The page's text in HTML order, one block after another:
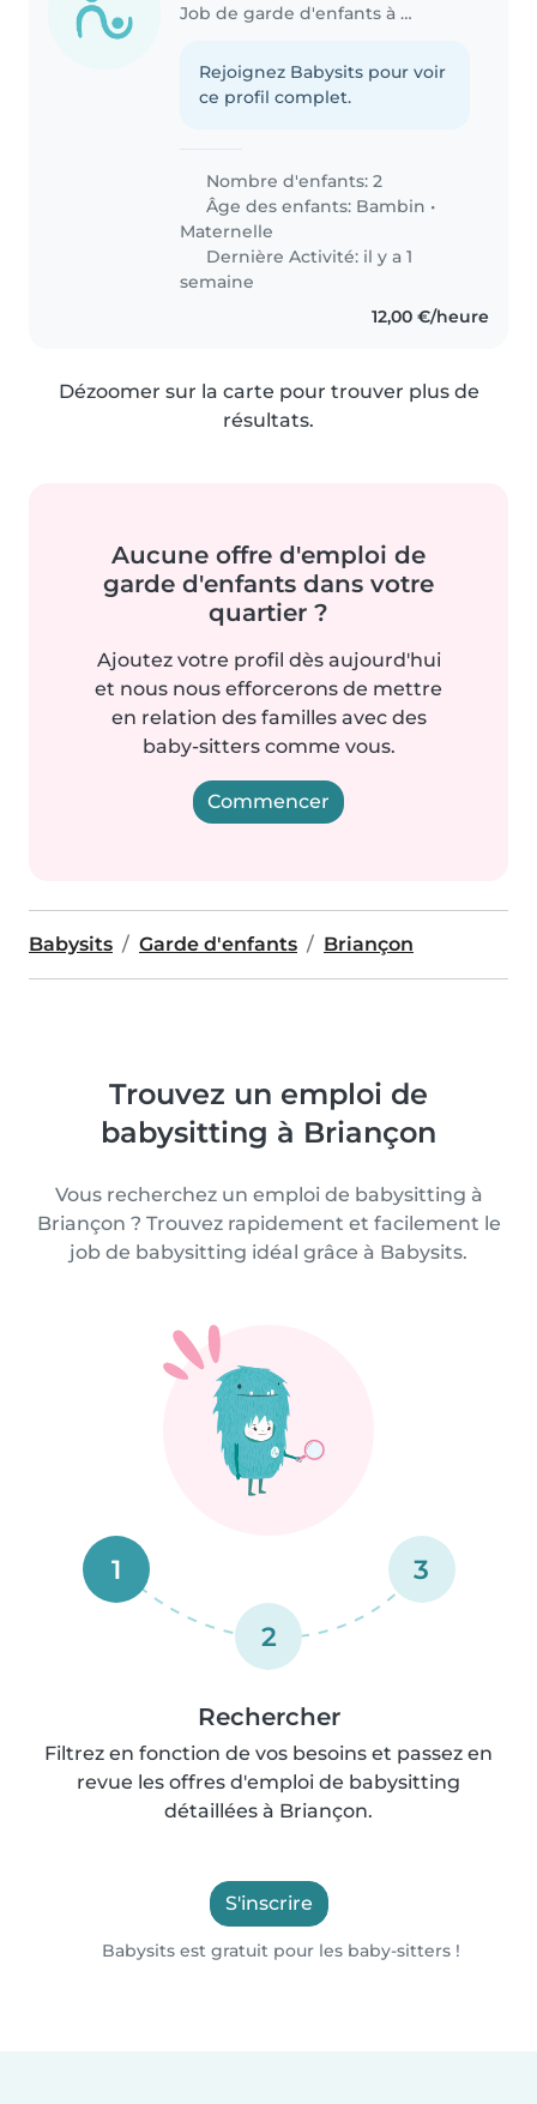
Job de garde d'enfants à Briançon
Rejoignez Babysits pour voir
ce profil complet.
Nombre d'enfants: 2
Âge des enfants: Bambin •
Maternelle
Dernière Activité: il y a 1
semaine
12,00 €/heure
Dézoomer sur la carte pour trouver plus de
résultats.
Aucune offre d'emploi de
garde d'enfants dans votre
quartier ?
Ajoutez votre profil dès aujourd'hui
et nous nous efforcerons de mettre
en relation des familles avec des
baby-sitters comme vous.
Commencer
Babysits Garde d'enfants Briançon
Trouvez un emploi de
babysitting à Briançon
Vous recherchez un emploi de babysitting à
Briançon ? Trouvez rapidement et facilement le
job de babysitting idéal grâce à Babysits.
1
2
3
Rechercher
Filtrez en fonction de vos besoins et passez en
revue les offres d'emploi de babysitting
détaillées à Briançon.
S'inscrire
Babysits est gratuit pour les baby-sitters !